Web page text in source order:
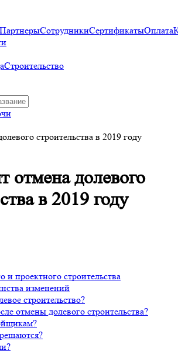
ПартнерыСотрудникиСертификатыОплата
Строительство
строительства в 2019 году
отмена долевого
в 2019 году
и проектного строительства
изменений
строительство?
отмены долевого строительства?